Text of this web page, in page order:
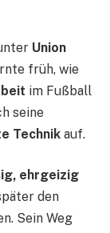
Union
früh, wie
im Fußball
seine
Technik auf.
ehrgeizig
den
Sein Weg